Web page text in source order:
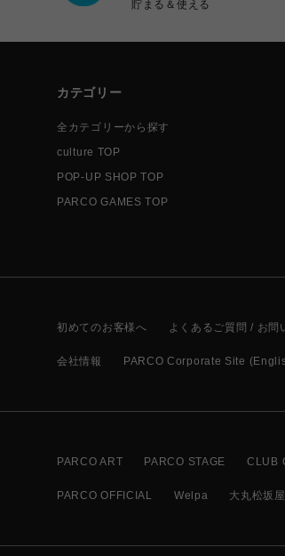
貯まる＆使える
カテゴリー
全カテゴリーから探す
culture TOP
POP-UP SHOP TOP
PARCO GAMES TOP
初めてのお客様へ よくあるご質問 / お問
会社情報 PARCO Corporate Site
PARCO ART PARCO STAGE CLUB
PARCO OFFICIAL Welpa 大丸松坂